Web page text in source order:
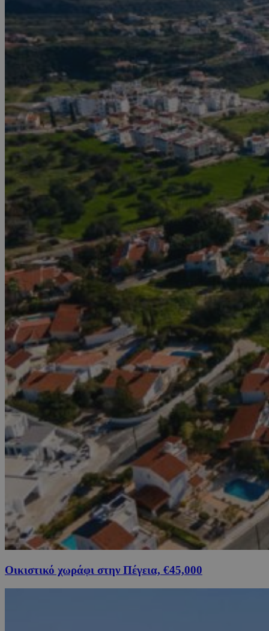
Οικιστικό χωράφι στην Πέγεια, €45,000